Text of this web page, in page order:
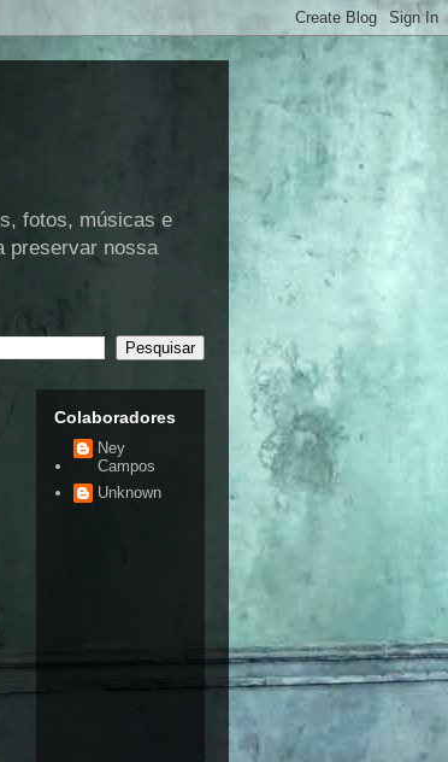
fotos, músicas e
preservar nossa
Colaboradores
Ney
Campos
Unknown